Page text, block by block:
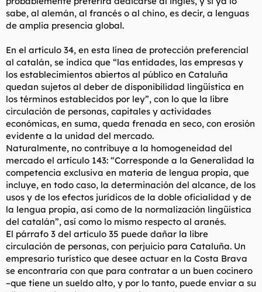
Así que, igualmente, cuando se dice que este estatut rompe
con la solidaridad nacional y se nos acusa a los catalanes de
chupar del bote se miente descaradamente de nuevo.
impuestos reparte y se respeta como siempre el principio
segun el cual se intenta igualar el nivel adquisitivo y de
prestaciones de todos los españoles, residan donde residan.
No vale la pena extenderse mucho más analizando articulos. El
avance de este estatuto con respecto al anterior es que
vertebra de forma más eficiente el territorio concediendo
elementos importantes como la concesion de la gestion de las
infraestructuras catalanas, que evidentemente es mejor que se
dirigan desde aqui y un aumento razonable de autogobierno
en temas como vivienda o justicia y una vision más moderna
en el plano social.
Por todo ello es por lo que ERC no está de acuerdo con este
estatuto, porque es absolutamente insuficiente desde su
prespectiva independentista, y está bien que así sea. En
contraposición el PP, que tambien es su compañero por el no,
se dedica a difamar (como se acaba de demostrar) y atacar
salvajemente, asociando la redaccion del estatut a un absurdo
pacto con ETA, con el único proposito de obtener votos de
mentes simples que procederán evidentemente fuera de
catalunya. Todo ello es suficiente para votar sí a este estatut.
sabe, al alemán, al francés o al chino, es decir, a lenguas
de amplia presencia global.
En el artículo 34, en esta línea de protección preferencial
al catalán, se indica que “las entidades, las empresas y
los establecimientos abiertos al público en Cataluña
quedan sujetos al deber de disponibilidad lingüística en
los términos establecidos por ley”, con lo que la libre
circulación de personas, capitales y actividades
económicas, en suma, queda frenada en seco, con erosión
evidente a la unidad del mercado.
Naturalmente, no contribuye a la homogeneidad del
mercado el artículo 143: “Corresponde a la Generalidad la
competencia exclusiva en materia de lengua propia, que
incluye, en todo caso, la determinación del alcance, de los
usos y de los efectos jurídicos de la doble oficialidad y de
la lengua propia, así como de la normalización lingüística
del catalán”, así como lo mismo respecto al aranés.
El párrafo 3 del artículo 35 puede dañar la libre
circulación de personas, con perjuicio para Cataluña. Un
empresario turístico que desee actuar en la Costa Brava
se encontraría con que para contratar a un buen cocinero
–que tiene un sueldo alto, y por lo tanto, puede enviar a su